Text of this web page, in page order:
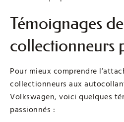
Témoignages de
collectionneurs
Pour mieux comprendre
collectionneurs aux
Volkswagen, voici quelques
passionnés :